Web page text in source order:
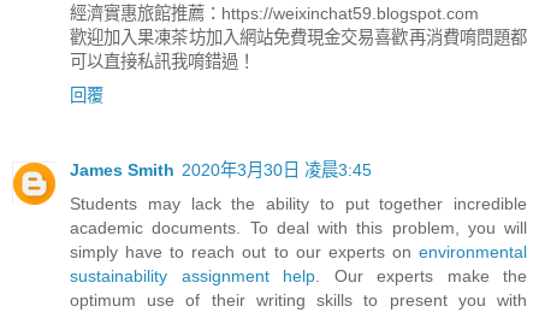
經濟實惠旅館推薦：https://weixinchat59.blogspot.com
歡迎加入果凍茶坊加入網站免費現金交易喜歡再消費唷問題都
可以直接私訊我唷錯過！
回覆
James Smith 2020年3月30日 凌晨3:45
Students may lack the ability to put together incredible
academic documents. To deal with this problem, you will
simply have to reach out to our experts on environmental
sustainability assignment help . Our experts make the
optimum use of their writing skills to present you with